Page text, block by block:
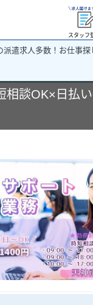
スタッフ
派遣求人多数！お仕事探
相談OK×日払